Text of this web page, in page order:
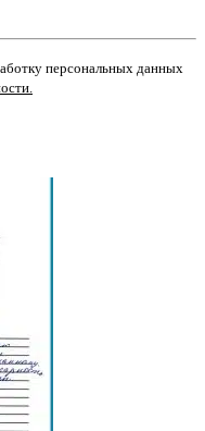
персональных данных
.